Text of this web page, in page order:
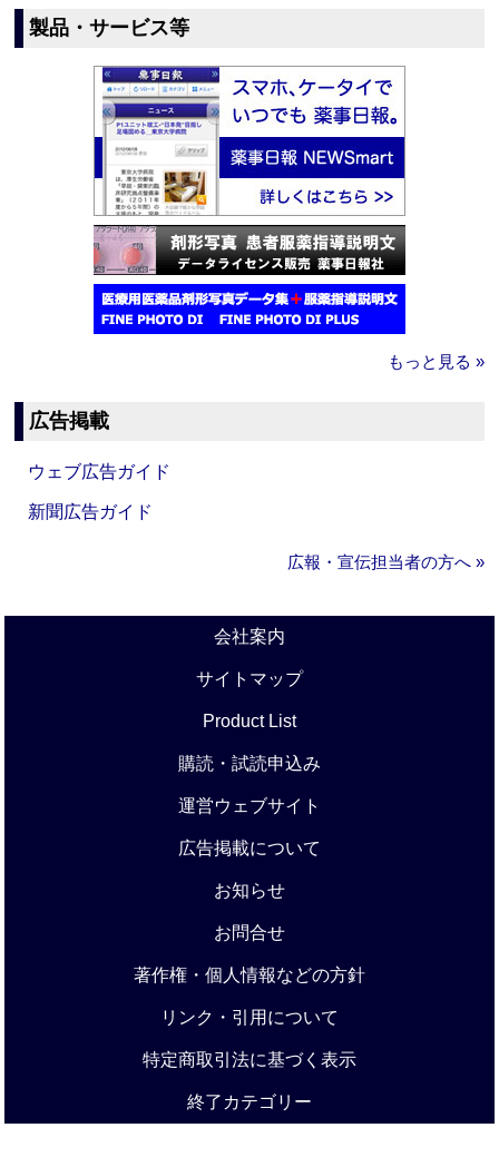
製品・サービス等
もっと見る »
広告掲載
ウェブ広告ガイド
新聞広告ガイド
広報・宣伝担当者の方へ »
会社案内
サイトマップ
Product List
購読・試読申込み
運営ウェブサイト
広告掲載について
お知らせ
お問合せ
著作権・個人情報などの方針
リンク・引用について
特定商取引法に基づく表示
終了カテゴリー